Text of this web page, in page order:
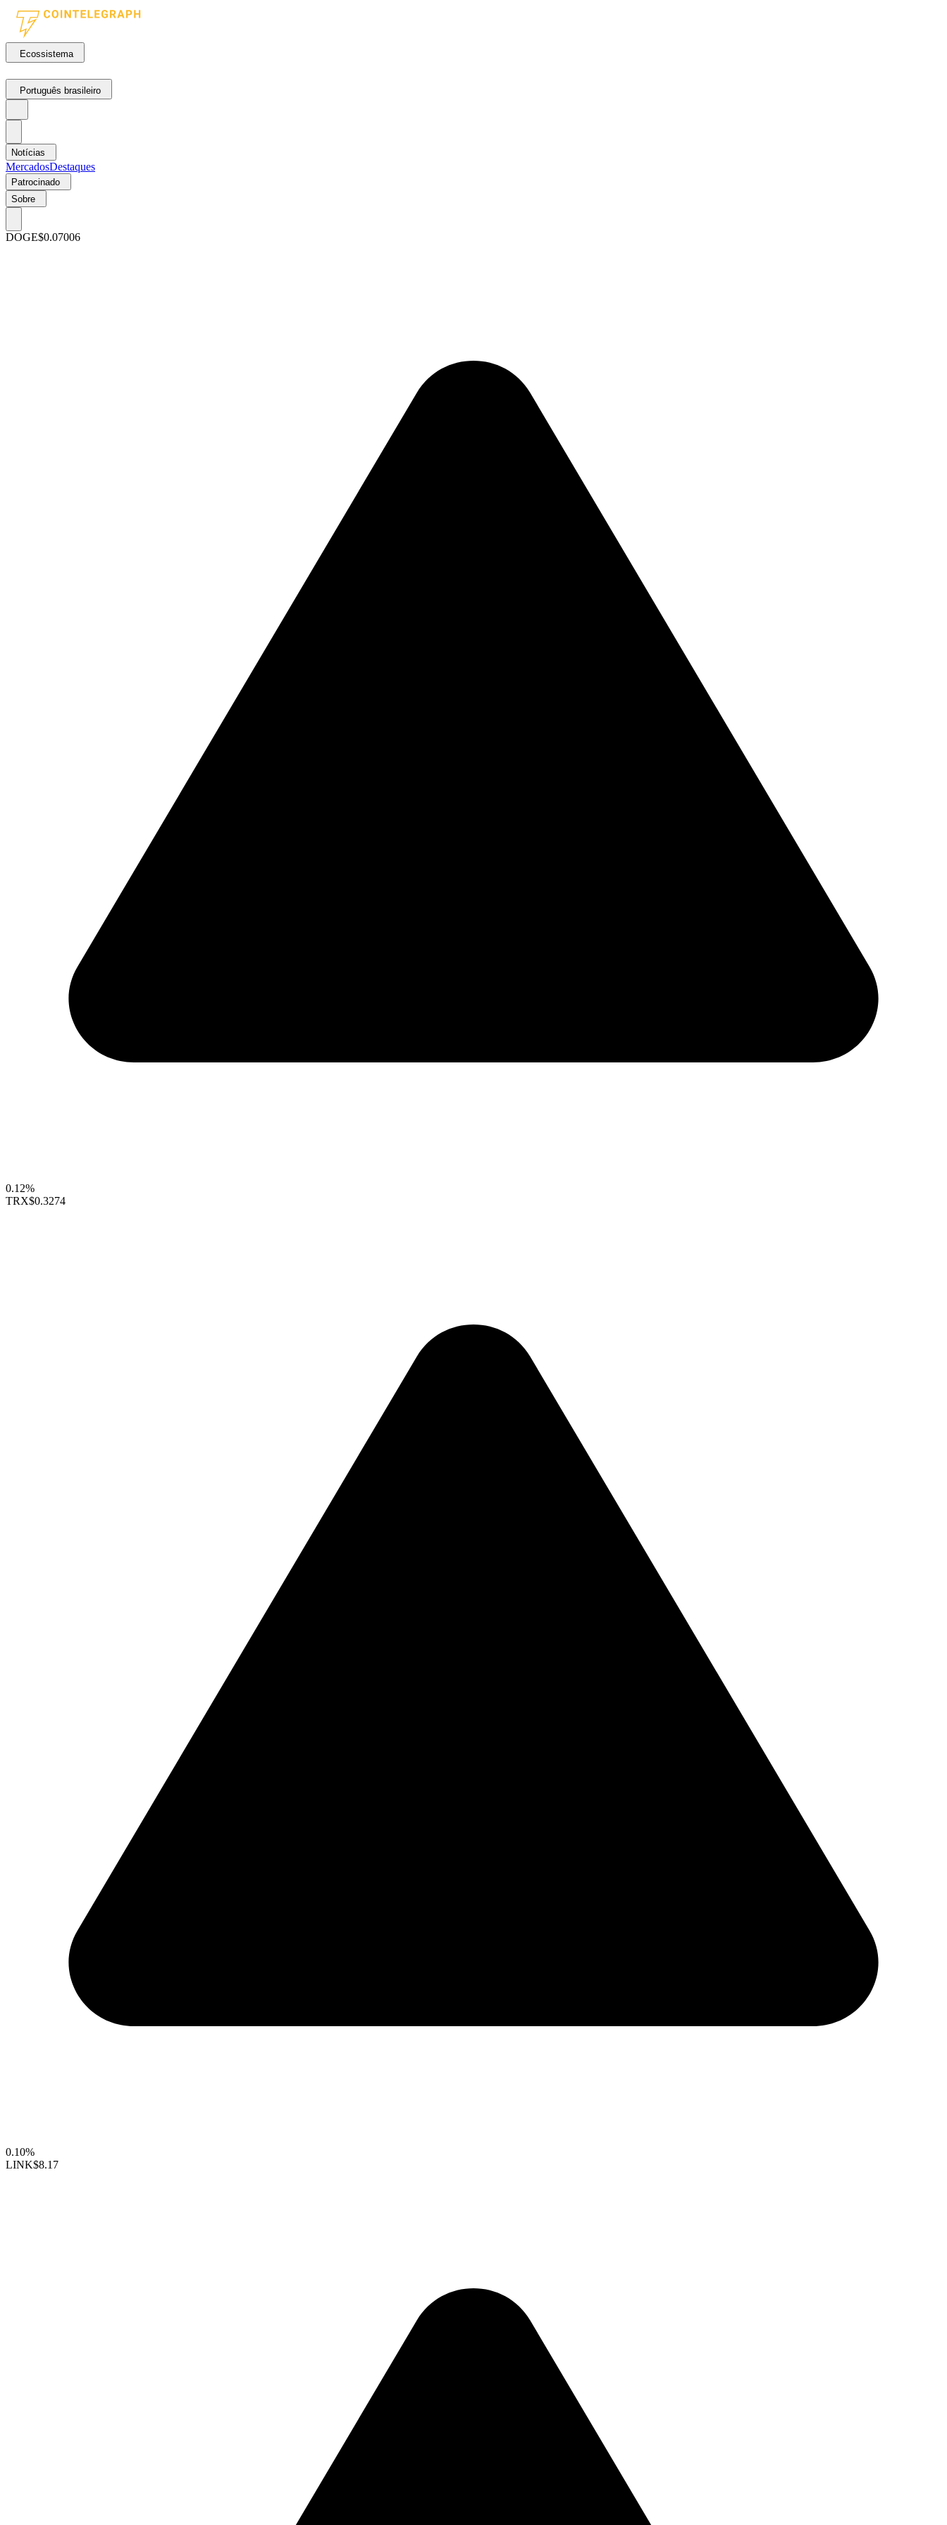
Ecossistema
Português brasileiro
Notícias
MercadosDestaques
Patrocinado
Sobre
DOGE$0.07006
0.12%
TRX$0.3274
0.10%
LINK$8.17